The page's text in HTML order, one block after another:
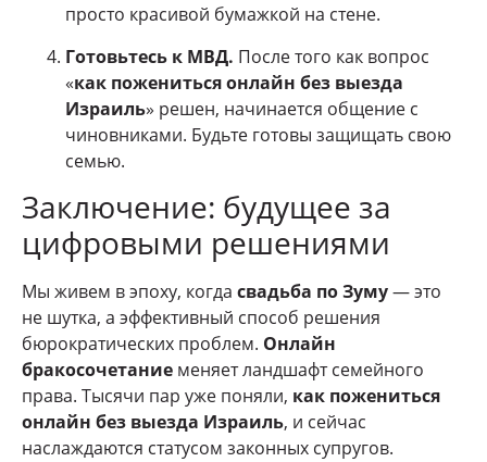
просто красивой бумажкой на стене.
Готовьтесь к МВД. После того как вопрос
«как пожениться онлайн без выезда
Израиль» решен, начинается общение с
чиновниками. Будьте готовы защищать свою
семью.
Заключение: будущее за
цифровыми решениями
Мы живем в эпоху, когда свадьба по Зуму— это
не шутка, а эффективный способ решения
бюрократических проблем. Онлайн
бракосочетание меняет ландшафт семейного
права. Тысячи пар уже поняли, как пожениться
онлайн без выезда Израиль, и сейчас
наслаждаются статусом законных супругов.